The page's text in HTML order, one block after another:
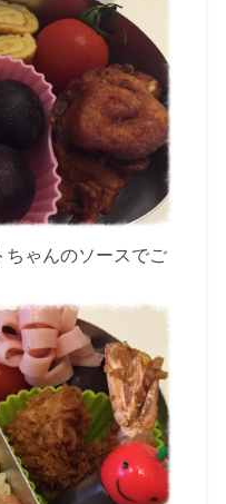
ゃんのソースでご